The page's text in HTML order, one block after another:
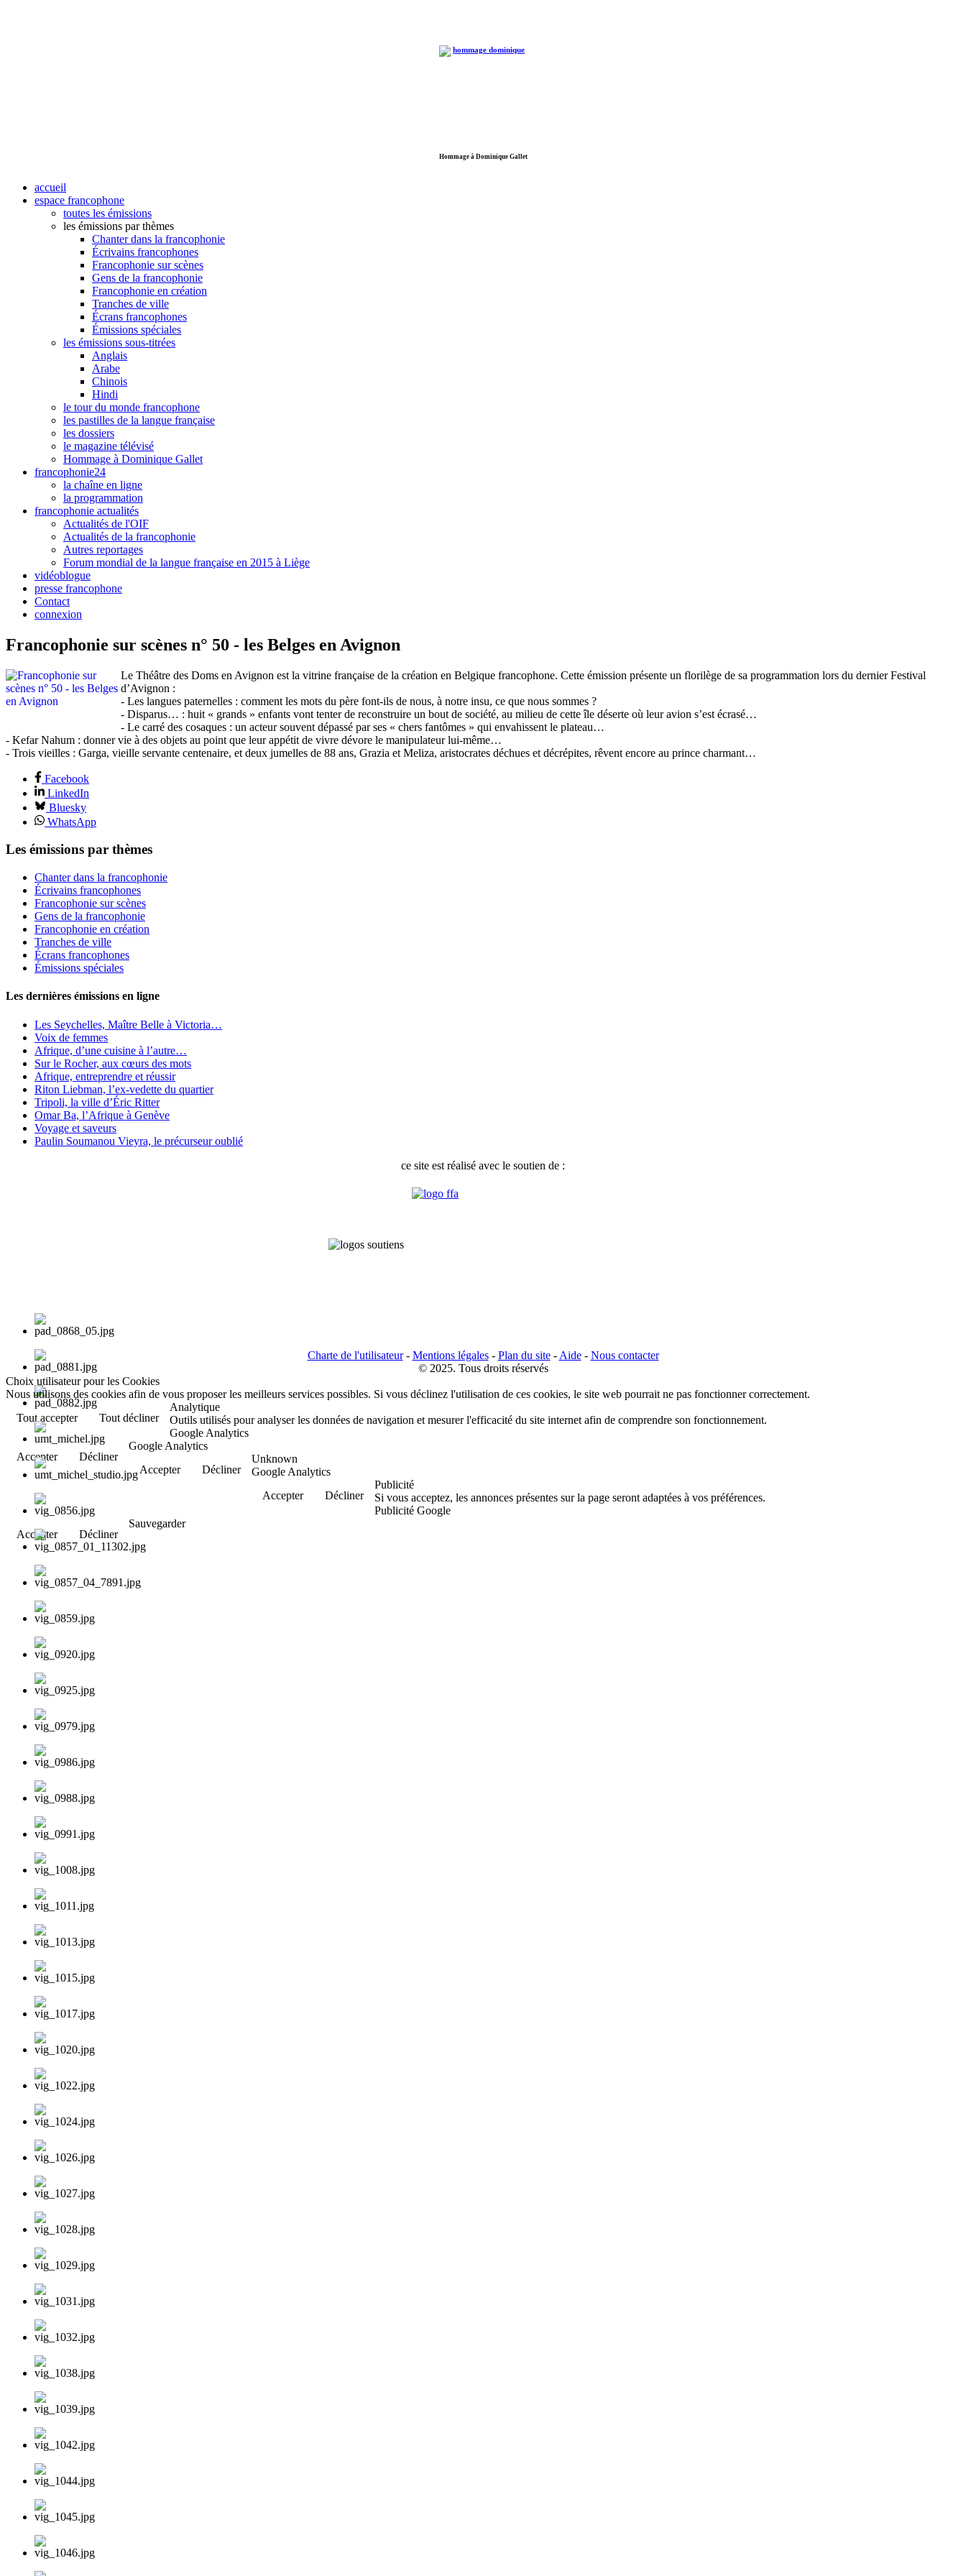
Hommage à Dominique Gallet
accueil
espace francophone
toutes les émissions
les émissions par thèmes
Chanter dans la francophonie
Écrivains francophones
Francophonie sur scènes
Gens de la francophonie
Francophonie en création
Tranches de ville
Écrans francophones
Émissions spéciales
les émissions sous-titrées
Anglais
Arabe
Chinois
Hindi
le tour du monde francophone
les pastilles de la langue française
les dossiers
le magazine télévisé
Hommage à Dominique Gallet
francophonie24
la chaîne en ligne
la programmation
francophonie actualités
Actualités de l'OIF
Actualités de la francophonie
Autres reportages
Forum mondial de la langue française en 2015 à Liège
vidéoblogue
presse francophone
Contact
connexion
Francophonie sur scènes n° 50 - les Belges en Avignon
Le Théâtre des Doms en Avignon est la vitrine française de la création en Belgique francophone. Cette émission présente un florilège de sa programmation lors du dernier Festival
d’Avignon :
- Les langues paternelles : comment les mots du père font-ils de nous, à notre insu, ce que nous sommes ?
- Disparus… : huit « grands » enfants vont tenter de reconstruire un bout de société, au milieu de cette île déserte où leur avion s’est écrasé…
- Le carré des cosaques : un acteur souvent dépassé par ses « chers fantômes » qui envahissent le plateau…
- Kefar Nahum : donner vie à des objets au point que leur appétit de vivre dévore le manipulateur lui-même…
- Trois vieilles : Garga, vieille servante centenaire, et deux jumelles de 88 ans, Grazia et Meliza, aristocrates déchues et décrépites, rêvent encore au prince charmant…
Facebook
LinkedIn
Bluesky
WhatsApp
Les émissions par thèmes
Chanter dans la francophonie
Écrivains francophones
Francophonie sur scènes
Gens de la francophonie
Francophonie en création
Tranches de ville
Écrans francophones
Émissions spéciales
Les dernières émissions en ligne
Les Seychelles, Maître Belle à Victoria…
Voix de femmes
Afrique, d’une cuisine à l’autre…
Sur le Rocher, aux cœurs des mots
Afrique, entreprendre et réussir
Riton Liebman, l’ex-vedette du quartier
Tripoli, la ville d’Éric Ritter
Omar Ba, l’Afrique à Genève
Voyage et saveurs
Paulin Soumanou Vieyra, le précurseur oublié
ce site est réalisé avec le soutien de :
Charte de l'utilisateur- Mentions légales- Plan du site- Aide- Nous contacter
© 2025. Tous droits réservés
Choix utilisateur pour les Cookies
Nous utilisons des cookies afin de vous proposer les meilleurs services possibles. Si vous déclinez l'utilisation de ces cookies, le site web pourrait ne pas fonctionner correctement.
Tout accepter
Tout décliner
Analytique
Outils utilisés pour analyser les données de navigation et mesurer l'efficacité du site internet afin de comprendre son fonctionnement.
Google Analytics
Accepter
Décliner
Google Analytics
Accepter
Décliner
Unknown
Google Analytics
Accepter
Décliner
Publicité
Si vous acceptez, les annonces présentes sur la page seront adaptées à vos préférences.
Publicité Google
Accepter
Décliner
Sauvegarder